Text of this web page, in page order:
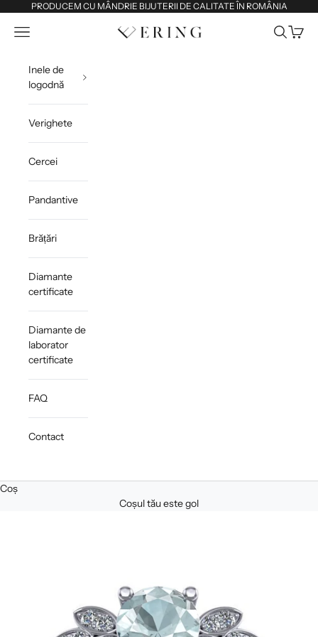
Sari la conținutPRODUCEM CU MÂNDRIE BIJUTERII DE CALITATE ÎN ROMÂNIA
Ering
Deschide meniul de navigare Deschide
Inele de
logodnă
Verighete
Cercei
Pandantive
Brățări
Diamante
certificate
Diamante de
laborator
certificate
FAQ
Contact
Coș
Coșul tău este gol